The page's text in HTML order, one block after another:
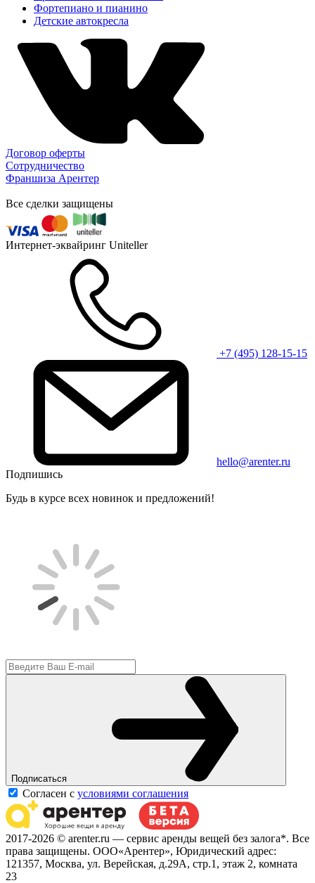
Фортепиано и пианино
Детские автокресла
Договор оферты
Сотрудничество
Франшиза Арентер
Все сделки защищены
Интернет-эквайринг Uniteller
+7 (495) 128-15-15
hello@arenter.ru
Подпишись
Будь в курсе всех новинок и предложений!
Подписаться
Согласен с условиями соглашения
2017-2026 © arenter.ru — сервис аренды вещей без залога*. Все
права защищены. ООО«Арентер», Юридический адрес:
121357, Москва, ул. Верейская, д.29А, стр.1, этаж 2, комната
23